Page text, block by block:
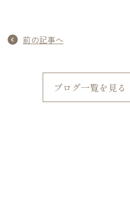
前の記事へ
ブログ一覧を見る